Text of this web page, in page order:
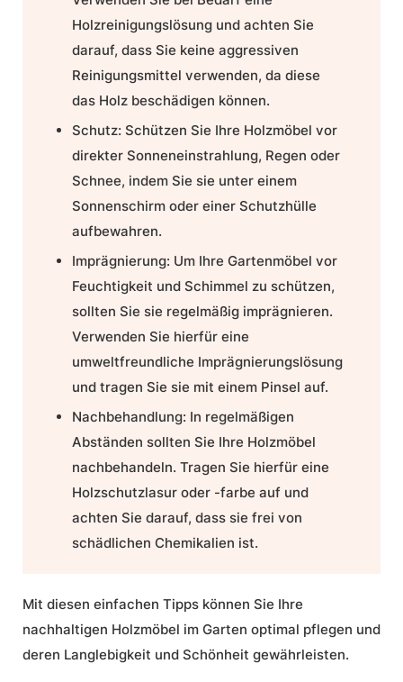
Holzreinigungslösung und achten Sie
darauf, dass Sie keine aggressiven
Reinigungsmittel verwenden, da diese
das Holz beschädigen können.
Schutz: Schützen Sie Ihre Holzmöbel vor
direkter Sonneneinstrahlung, Regen oder
Schnee, indem Sie sie unter einem
Sonnenschirm oder einer Schutzhülle
aufbewahren.
Imprägnierung: Um Ihre Gartenmöbel vor
Feuchtigkeit und Schimmel zu schützen,
sollten Sie sie regelmäßig imprägnieren.
Verwenden Sie hierfür eine
umweltfreundliche Imprägnierungslösung
und tragen Sie sie mit einem Pinsel auf.
Nachbehandlung: In regelmäßigen
Abständen sollten Sie Ihre Holzmöbel
nachbehandeln. Tragen Sie hierfür eine
Holzschutzlasur oder -farbe auf und
achten Sie darauf, dass sie frei von
schädlichen Chemikalien ist.
Mit diesen einfachen Tipps können Sie Ihre
nachhaltigen Holzmöbel im Garten optimal pflegen und
deren Langlebigkeit und Schönheit gewährleisten.